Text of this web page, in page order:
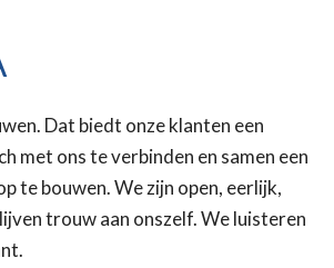
Dat biedt onze klanten een
met ons te verbinden en samen een
te bouwen. We zijn open, eerlijk,
trouw aan onszelf. We luisteren